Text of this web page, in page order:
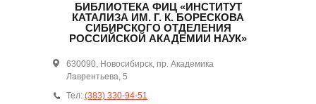
БИБЛИОТЕКА ФИЦ «ИНСТИТУТ
КАТАЛИЗА ИМ. Г. К. БОРЕСКОВА
СИБИРСКОГО ОТДЕЛЕНИЯ
РОССИЙСКОЙ АКАДЕМИИ НАУК»
630090, Новосибирск, пр. Академика
Лаврентьева, 5
Тел: (383) 330-94-51